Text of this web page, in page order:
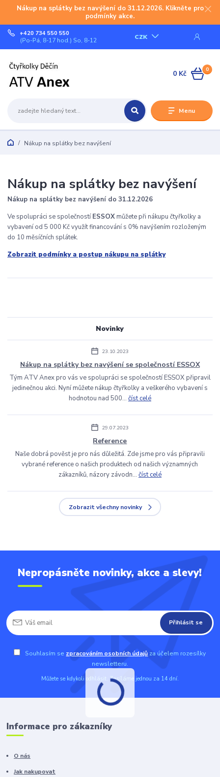
Nákup na splátky bez navýšení do 31.12.2026. Klikněte pro
podmínky akce.
Menu
CZK
+420 734 550 550
(Po-Pá, 8-17 hod.) So, 8-12
0
0 Kč
Nákup na splátky bez navýšení
Novinky
23.10.2023
Nákup na splátky bez navýšení se společností ESSOX
Tým ATV Anex pro vás ve spolupráci se společností ESSOX připravil
jedinečnou akci. Nyní můžete nákup čtyřkolky a veškerého vybavení s
hodnotou nad 500... číst celé
29.07.2023
Reference
Naše dobrá pověst je pro nás důležitá. Zde jsme pro vás připravili
vybrané reference o našich produktech od našich významných
zákazníků, názory závodn... číst celé
Zobrazit všechny novinky
Nákup na splátky bez navýšení
Nákup na splátky bez navýšení do 31.12.2026
Ve spolupráci se společnostíESSOX můžete při nákupu čtyřkolky a
vybavení od 5 000 Kč využít financování s 0% navýšením rozloženým
do 10 měsíčních splátek.
Zobrazit podmínky a postup nákupu na splátky
Nepropásněte novinky, akce a slevy!
Přihlásit se
Souhlasím se zpracováním osobních údajů za účelem rozesílky
newsletteru.
Můžete se kdykoli odhlásit. Zasíláme jednou za 14 dní.
Informace pro zákazníky
O nás
Jak nakupovat